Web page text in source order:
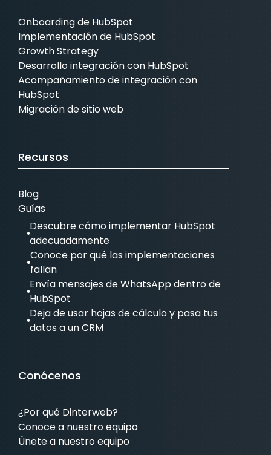
Onboarding de HubSpot
Implementación de HubSpot
Growth Strategy
Desarrollo integración con HubSpot
Acompañamiento de integración con
HubSpot
Migración de sitio web
Recursos
Blog
Guías
Descubre cómo implementar HubSpot
adecuadamente
Conoce por qué las implementaciones
fallan
Envía mensajes de WhatsApp dentro de
HubSpot
Deja de usar hojas de cálculo y pasa tus
datos a un CRM
Conócenos
¿Por qué Dinterweb?
Conoce a nuestro equipo
Únete a nuestro equipo